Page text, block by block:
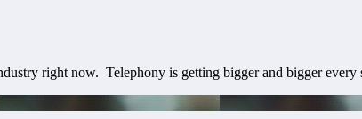
right now. Telephony is getting bigger and bigger